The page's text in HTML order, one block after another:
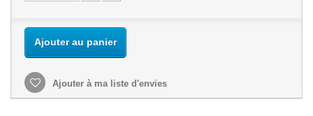
Ajouter au panier
Ajouter à ma liste d'envies